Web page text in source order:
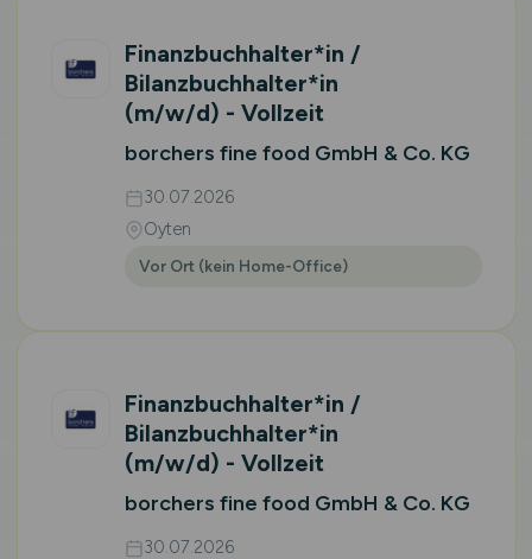
Finanzbuchhalter*in /
Bilanzbuchhalter*in
(m/w/d) - Vollzeit
borchers fine food GmbH & Co. KG
30.07.2026
Oyten
Vor Ort (kein Home-Office)
Finanzbuchhalter*in /
Bilanzbuchhalter*in
(m/w/d) - Vollzeit
borchers fine food GmbH & Co. KG
30.07.2026